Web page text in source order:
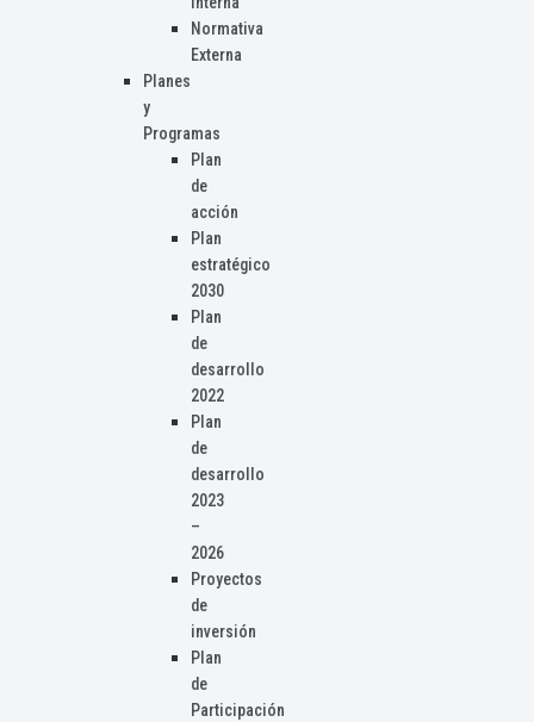
Normativa
Externa
Planes
y
Programas
Plan
de
acción
Plan
estratégico
2030
Plan
de
desarrollo
2022
Plan
de
desarrollo
2023
–
2026
Proyectos
de
inversión
Plan
de
Participación